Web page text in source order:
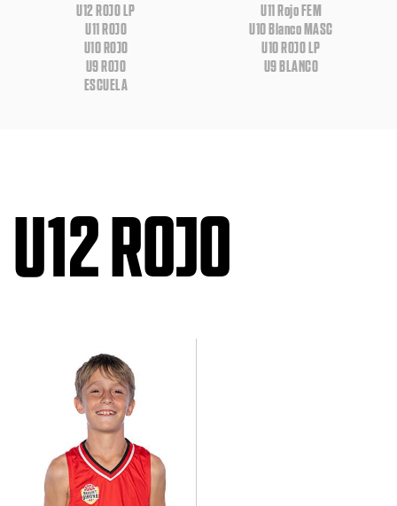
U12 ROJO LP
U11 Rojo FEM
U11 ROJO
U10 Blanco MASC
U10 ROJO
U10 ROJO LP
U9 ROJO
U9 BLANCO
ESCUELA
U12 ROJO